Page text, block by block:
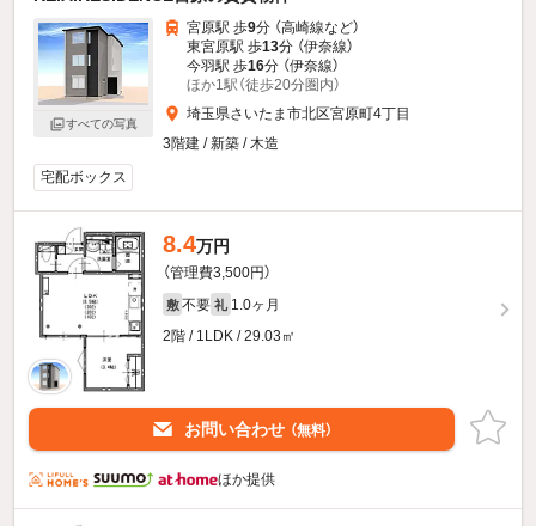
すべての写真
宮原駅 歩9分 （高崎線など）
東宮原駅 歩13分 （伊奈線）
今羽駅 歩16分 （伊奈線）
ほか1駅（徒歩20分圏内）
埼玉県さいたま市北区宮原町4丁目
3階建 / 新築 / 木造
宅配ボックス
8.4万円
（管理費3,500円）
敷 不要 礼 1.0ヶ月
2階 / 1LDK / 29.03㎡
お問い合わせ （無料）
ほか提供